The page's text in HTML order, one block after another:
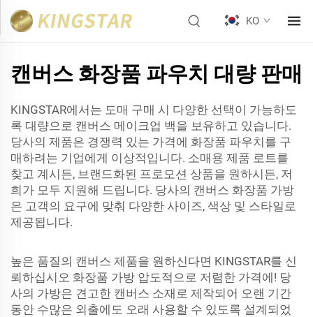
KO
캔버스 화장품 파우치 대량 판매
KINGSTAR에서는 도매 구매 시 다양한 선택이 가능하도
록 대량으로 캔버스 메이크업 백을 보유하고 있습니다.
당사의 제품은 경쟁력 있는 가격에 화장품 파우치를 구
매하려는 기업에게 이상적입니다. 소매용 제품 로트를
찾고 계시든, 브랜드화된 프로모션 상품을 원하시든, 저
희가 모두 지원해 드립니다. 당사의 캔버스 화장품 가방
은 고객의 요구에 맞춰 다양한 사이즈, 색상 및 스타일로
제공됩니다.
높은 품질의 캔버스 제품을 원하신다면 KINGSTAR를 신
뢰하십시오 화장품 가방 압도적으로 저렴한 가격에! 당
사의 가방은 견고한 캔버스 소재로 제작되어 오랜 기간
동안 수많은 외출에도 오래 사용할 수 있도록 설계되었